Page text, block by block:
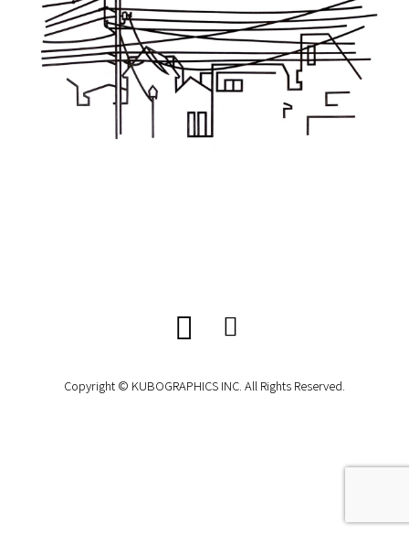
Copyright © KUBOGRAPHICS INC. All Rights Reserved.